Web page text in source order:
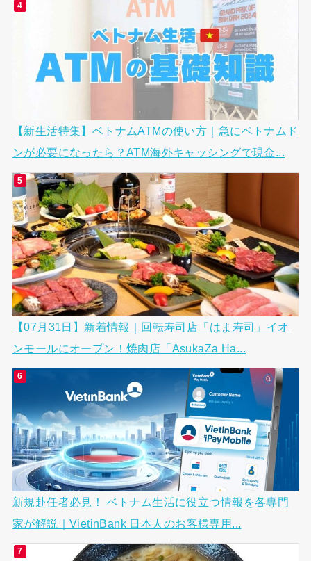
【新生活特集】ベトナムATMの使い方｜急にベトナムド
ンが必要になったら？ATM海外キャッシングで現金...
【07月31日】新着情報｜回転寿司店「はま寿司」イオ
ンモールにオープン！焼肉店「AsukaZa Ha...
新規赴任者必見！ ベトナム生活に役立つ情報を各専門
家が解説｜VietinBank 日本人のお客様専用...